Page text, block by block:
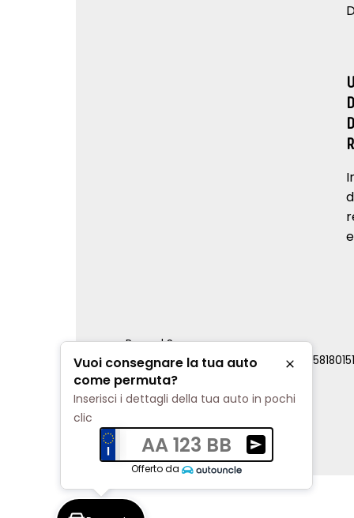
Renord S.p.a.
REA Milano 810796 | P.IVA e C.F.
Cookie Policy
Privacy Policy
Impostazioni di tracciamento
Vuoi consegnare la tua auto
come permuta?
Chiudi
Inserisci i dettagli della tua auto in pochi
clic
AA 123 BB
Ricevi una
Offerto da